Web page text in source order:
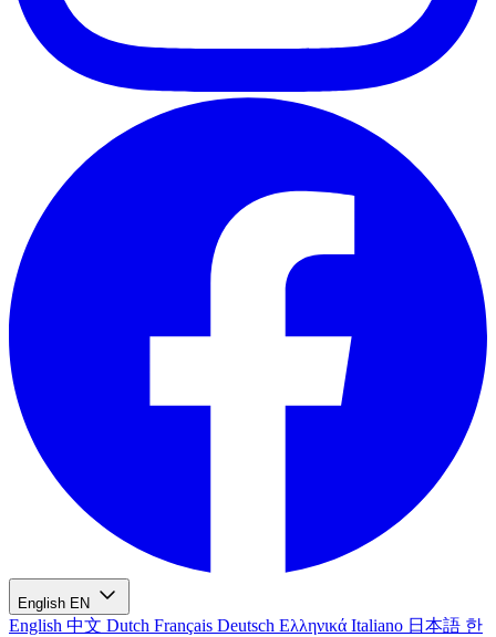
English EN
English 中文 Dutch Français Deutsch Ελληνικά Italiano 日本語 한